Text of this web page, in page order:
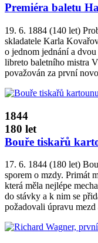
Premiéra baletu
19. 6. 1884 (140 let)
skladatele Karla
o jednom jednání a
libreto baletního mistra
považován za první
1844
180 let
Bouře tiskařů
17. 6. 1844 (180 let)
sporem o mzdy. Primát
která měla nejlépe
do stávky a k nim se
požadovali úpravu mezd